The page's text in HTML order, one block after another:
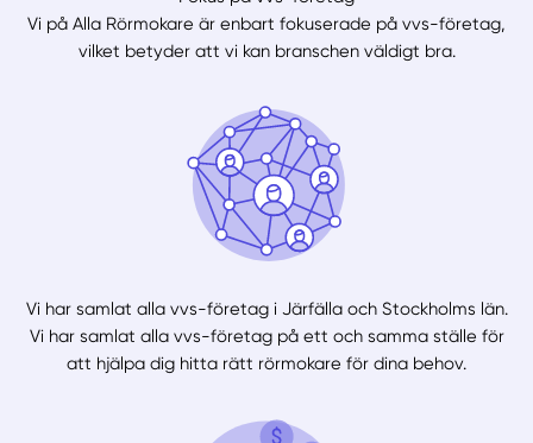
Vi på Alla Rörmokare är enbart fokuserade på vvs-företag,
vilket betyder att vi kan branschen väldigt bra.
Vi har samlat alla vvs-företag i Järfälla och Stockholms län.
Vi har samlat alla vvs-företag på ett och samma ställe för
att hjälpa dig hitta rätt rörmokare för dina behov.